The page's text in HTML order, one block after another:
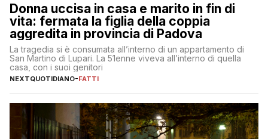
Donna uccisa in casa e marito in fin di
vita: fermata la figlia della coppia
aggredita in provincia di Padova
La tragedia si è consumata all’interno di un appartamento di
San Martino di Lupari. La 51enne viveva all’interno di quella
casa, con i suoi genitori
NEXTQUOTIDIANO-FATTI